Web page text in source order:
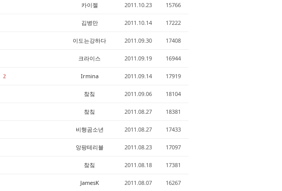
카이젤 2011.10.23 15766
김병만 2011.10.14 17222
이도는강하다 2011.09.30 17408
크라이스 2011.09.19 16944
2 Irmina 2011.09.14 17919
챀칰 2011.09.06 18104
챀칰 2011.08.27 18381
비행곰소년 2011.08.27 17433
앙팡테리블 2011.08.23 17097
챀칰 2011.08.18 17381
JamesK 2011.08.07 16267